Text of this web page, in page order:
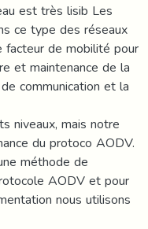
est très lisib Les
ce type des réseaux
facteur de mobilité pour
et maintenance de la
communication et la
niveaux, mais notre
du protoco AODV.
méthode de
AODV et pour
nous utilisons